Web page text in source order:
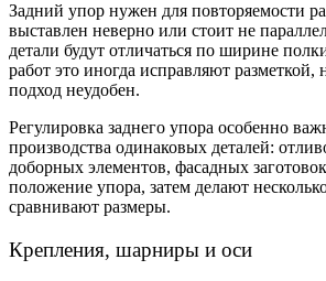
Задний упор нужен для повторяемости
выставлен неверно или стоит не
детали будут отличаться по ширине
работ это иногда исправляют разметкой,
подход неудобен.
Регулировка заднего упора особенно
производства одинаковых деталей:
доборных элементов, фасадных
положение упора, затем делают
сравнивают размеры.
Крепления, шарниры и оси